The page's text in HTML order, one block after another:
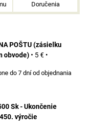
Doručenia
POŠTU (zásielku
obvode) • 5 € •
do 7 dní od objednania
Sk - Ukončenie
výročie